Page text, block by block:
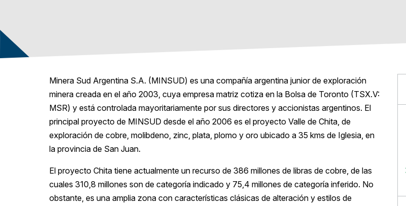
Minera Sud Argentina S.A. (MINSUD) es una compañía argentina junior de exploración
minera creada en el año 2003, cuya empresa matriz cotiza en la Bolsa de Toronto (TSX.V:
MSR) y está controlada mayoritariamente por sus directores y accionistas argentinos. El
principal proyecto de MINSUD desde el año 2006 es el proyecto Valle de Chita, de
exploración de cobre, molibdeno, zinc, plata, plomo y oro ubicado a 35 kms de Iglesia, en
la provincia de San Juan.
El proyecto Chita tiene actualmente un recurso de 386 millones de libras de cobre, de las
cuales 310,8 millones son de categoría indicado y 75,4 millones de categoría inferido. No
obstante, es una amplia zona con características clásicas de alteración y estilos de